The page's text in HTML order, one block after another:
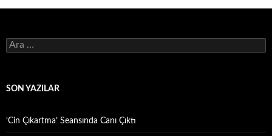
Arama:
SON YAZILAR
‘Cin Çıkartma’ Seansında Canı Çıktı